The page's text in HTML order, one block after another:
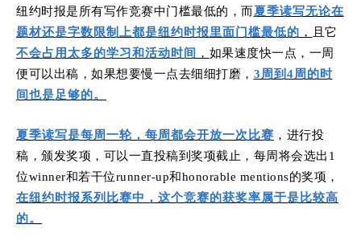
纽约时报是所有写作竞赛中门槛最低的，而夏季读写无论在
题材还是字数限制上都是纽约时报里面门槛最低的 ，
且它
不会占用太多的学习和活动时间 ， 如果速度快一点，一周
便可以出稿，如果想要慢一点去细细打磨， 3周到4周的时
间也是足够的。
夏季读写是每周一轮，每周都会开放一次比赛 ，进行投
稿，颁发奖项，可以一直投稿到奖项截止，每周将会选出1
位winner和若干位runner-up和honorable mentions的奖项，
在纽约时报系列比赛中，这个竞赛的获奖率属于是比较高
的。